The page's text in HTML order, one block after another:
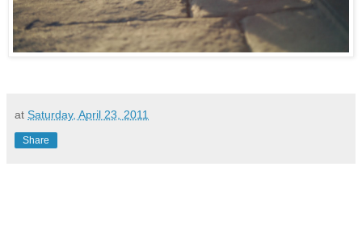
at Saturday, April 23, 2011
Share